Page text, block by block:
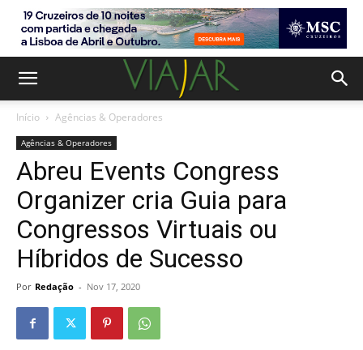
Início Agências & Operadores
Agências & Operadores
Abreu Events Congress
Organizer cria Guia para
Congressos Virtuais ou
Híbridos de Sucesso
Por Redação - Nov 17, 2020